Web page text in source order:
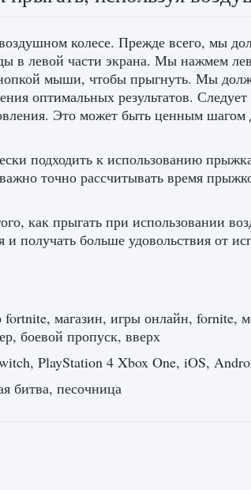
колесе. Прежде всего, мы
в левой части экрана. Мы нажмем
мыши, чтобы прыгнуть. Мы
оптимальных результатов.
Это может быть ценным
подходить к использованию
точно рассчитывать время
как прыгать при использовании
и получать больше удовольствия от
fortnite, магазин, игры онлайн, fornite,
боевой пропуск, вверх
PlayStation 4 Xbox One, iOS,
битва, песочница